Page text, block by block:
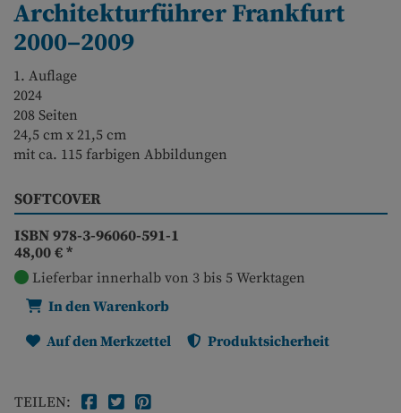
Architekturführer Frankfurt
2000–2009
1. Auflage
2024
208 Seiten
24,5 cm x 21,5 cm
mit ca. 115 farbigen Abbildungen
SOFTCOVER
ISBN 978-3-96060-591-1
48,00 €*
Lieferbar innerhalb von 3 bis 5 Werktagen
In den Warenkorb
Auf den Merkzettel
Produktsicherheit
TEILEN: